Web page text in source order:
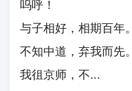
呜呼！
与子相好，相期百年。
不知中道，弃我而先。
我徂京师，不...